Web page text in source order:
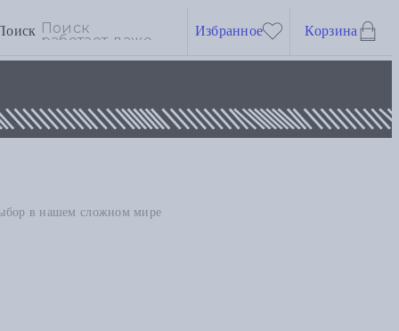
Избранное Корзина
в нашем сложном мире